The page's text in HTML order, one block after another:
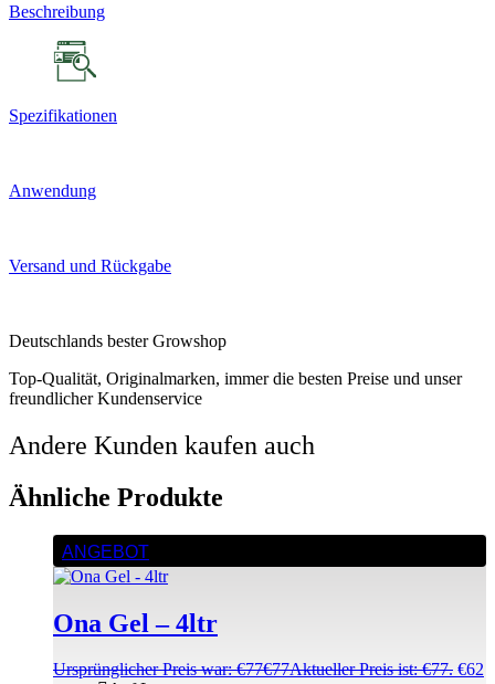
Beschreibung
Spezifikationen
Anwendung
Versand und Rückgabe
Deutschlands bester Growshop
Top-Qualität, Originalmarken, immer die besten Preise und unser
freundlicher Kundenservice
Andere Kunden kaufen auch
Ähnliche Produkte
ANGEBOT
Ona Gel – 4ltr
Ursprünglicher Preis war: €77€77Aktueller Preis ist: €77. €62